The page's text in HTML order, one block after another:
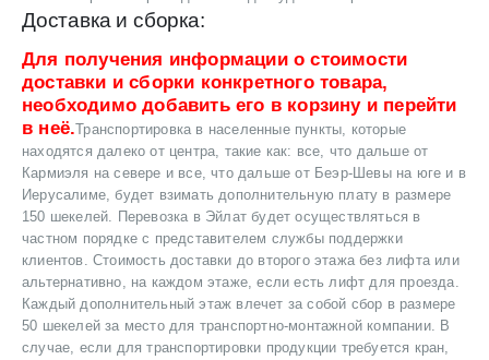
Доставка и сборка:
Для получения информации о стоимости
доставки и сборки конкретного товара,
необходимо добавить его в корзину и перейти
в неё.Транспортировка в населенные пункты, которые
находятся далеко от центра, такие как: все, что дальше от
Кармиэля на севере и все, что дальше от Беэр-Шевы на юге и в
Иерусалиме, будет взимать дополнительную плату в размере
150 шекелей. Перевозка в Эйлат будет осуществляться в
частном порядке с представителем службы поддержки
клиентов. Стоимость доставки до второго этажа без лифта или
альтернативно, на каждом этаже, если есть лифт для проезда.
Каждый дополнительный этаж влечет за собой сбор в размере
50 шекелей за место для транспортно-монтажной компании. В
случае, если для транспортировки продукции требуется кран,